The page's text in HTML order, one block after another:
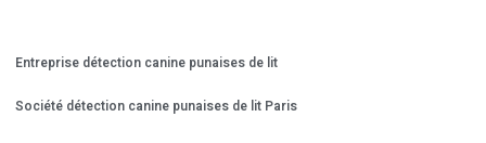
Entreprise détection canine punaises de lit
Société détection canine punaises de lit Paris